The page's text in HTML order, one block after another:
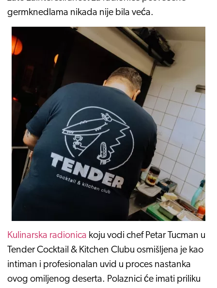
germknedlama nikada nije bila veća.
Kulinarska radionica koju vodi chef Petar Tucman u
Tender Cocktail & Kitchen Clubu osmišljena je kao
intiman i profesionalan uvid u proces nastanka
ovog omiljenog deserta. Polaznici će imati priliku